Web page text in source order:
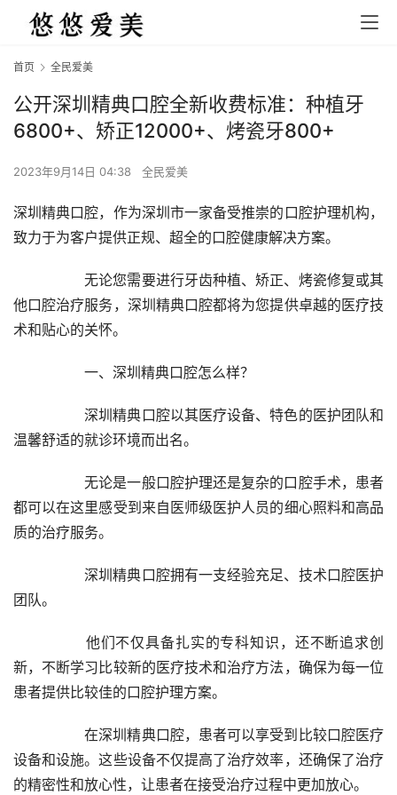
首页 全民爱美
公开深圳精典口腔全新收费标准：种植牙
6800+、矫正12000+、烤瓷牙800+
2023年9月14日 04:38 全民爱美
深圳精典口腔，作为深圳市一家备受推崇的口腔护理机构，
致力于为客户提供正规、超全的口腔健康解决方案。
		无论您需要进行牙齿种植、矫正、烤瓷修复或其
他口腔治疗服务，深圳精典口腔都将为您提供卓越的医疗技
术和贴心的关怀。
		一、深圳精典口腔怎么样？
		深圳精典口腔以其医疗设备、特色的医护团队和
温馨舒适的就诊环境而出名。
		无论是一般口腔护理还是复杂的口腔手术，患者
都可以在这里感受到来自医师级医护人员的细心照料和高品
质的治疗服务。
		深圳精典口腔拥有一支经验充足、技术口腔医护
团队。
新，不断学习比较新的医疗技术和治疗方法，确保为每一位
患者提供比较佳的口腔护理方案。
		在深圳精典口腔，患者可以享受到比较口腔医疗
设备和设施。这些设备不仅提高了治疗效率，还确保了治疗
的精密性和放心性，让患者在接受治疗过程中更加放心。